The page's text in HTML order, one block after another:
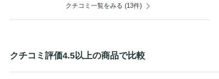
クチコミ一覧をみる (13件)
クチコミ評価4.5以上の商品で比較